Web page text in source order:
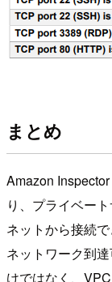
まとめ
Amazon
り、プライベー
ネットから接続
ネットワーク到
けではなく、